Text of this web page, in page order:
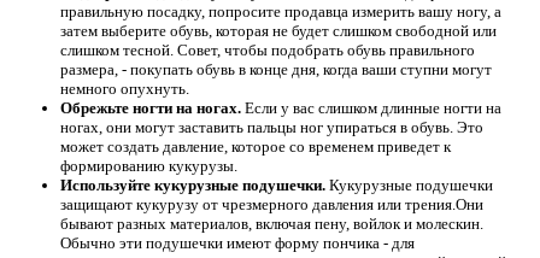
правильную посадку, попросите продавца измерить вашу ногу, а
затем выберите обувь, которая не будет слишком свободной или
слишком тесной. Совет, чтобы подобрать обувь правильного
размера, - покупать обувь в конце дня, когда ваши ступни могут
немного опухнуть.
Обрежьте ногти на ногах. Если у вас слишком длинные ногти на
ногах, они могут заставить пальцы ног упираться в обувь. Это
может создать давление, которое со временем приведет к
формированию кукурузы.
Используйте кукурузные подушечки. Кукурузные подушечки
защищают кукурузу от чрезмерного давления или трения.Они
бывают разных материалов, включая пену, войлок и молескин.
Обычно эти подушечки имеют форму пончика - для